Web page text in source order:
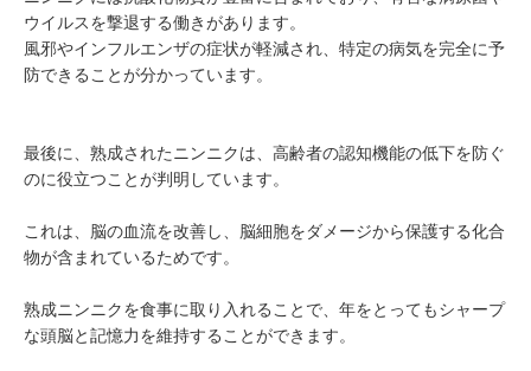
ウイルスを撃退する働きがあります。
風邪やインフルエンザの症状が軽減され、特定の病気を完全に予
防できることが分かっています。
最後に、熟成されたニンニクは、高齢者の認知機能の低下を防ぐ
のに役立つことが判明しています。
これは、脳の血流を改善し、脳細胞をダメージから保護する化合
物が含まれているためです。
熟成ニンニクを食事に取り入れることで、年をとってもシャープ
な頭脳と記憶力を維持することができます。